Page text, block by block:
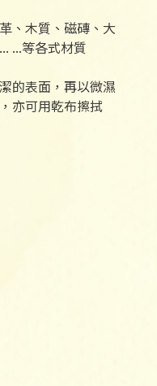
、木質、磁磚、大
...等各式材質
的表面，再以微濕
亦可用乾布擦拭